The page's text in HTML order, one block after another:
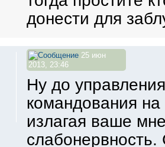
донести для
25 июн
2013, 23:46
Ну до
командования
излагая ваше